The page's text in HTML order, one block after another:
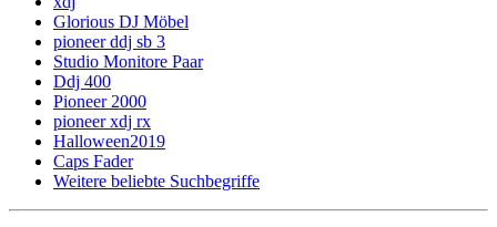
Glorious DJ Möbel
pioneer ddj sb 3
Studio Monitore Paar
Ddj 400
Pioneer 2000
pioneer xdj rx
Halloween2019
Caps Fader
Weitere beliebte Suchbegriffe